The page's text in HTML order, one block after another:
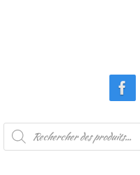
Recherche
produits